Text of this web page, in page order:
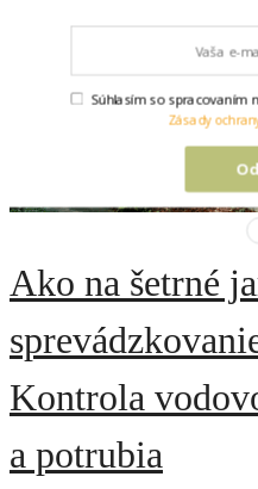
Ako na šetrné
Kontrola
a potrubia
Súhlasím so spracovaním
Zásady